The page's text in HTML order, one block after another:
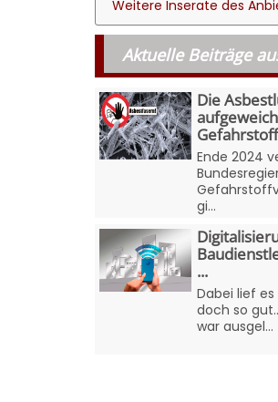
Weitere Inserate des
Aktuelle Beiträge
Die
Ende 2024
gi...
...
Dabei lief
doch so
war ausgel...